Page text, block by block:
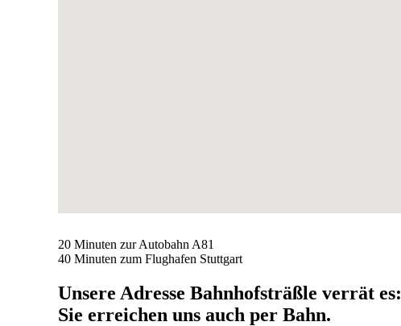
20 Minuten zur Autobahn A81
40 Minuten zum Flughafen Stuttgart
Unsere Adresse Bahnhofsträßle verrät es:
Sie erreichen uns auch per Bahn.